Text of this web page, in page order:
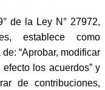
de la Ley N° 27972,
establece como
“Aprobar, modificar
los acuerdos” y
de contribuciones,